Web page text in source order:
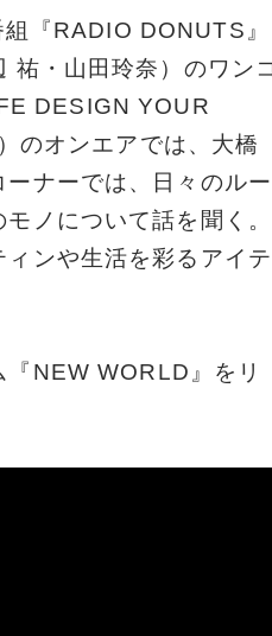
『RADIO DONUTS』
祐・山田玲奈）のワン
DESIGN YOUR
のオンエアでは、大橋
ーナーでは、日々のルー
ノについて話を聞く。
ンや生活を彩るアイテ
NEW WORLD』をリ